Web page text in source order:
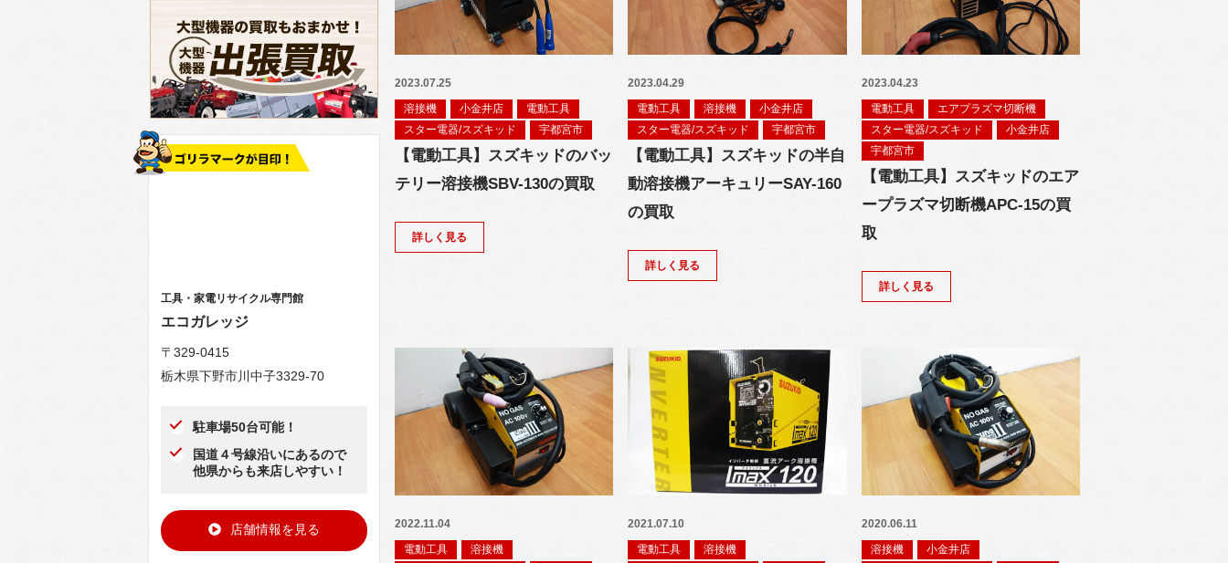
2023.07.25
溶接機
小金井店
電動工具
スター電器/スズキッド
宇都宮市
【電動工具】スズキッドのバッ
テリー溶接機SBV-130の買取
詳しく見る
2023.04.29
電動工具
溶接機
小金井店
スター電器/スズキッド
宇都宮市
【電動工具】スズキッドの半自
動溶接機アーキュリーSAY-160
の買取
詳しく見る
2023.04.23
電動工具
エアプラズマ切断機
スター電器/スズキッド
小金井店
宇都宮市
【電動工具】スズキッドのエア
ープラズマ切断機APC-15の買
取
詳しく見る
2022.11.04
電動工具
溶接機
2021.07.10
電動工具
溶接機
2020.06.11
溶接機
小金井店
工具・家電リサイクル専門館
エコガレッジ
〒329-0415
栃木県下野市川中子3329-70
駐車場50台可能！
国道４号線沿いにあるので
他県からも来店しやすい！
店舗情報を見る